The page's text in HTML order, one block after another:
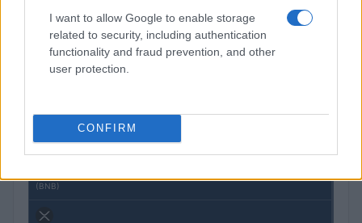
I want to allow Google to enable storage
related to security, including authentication
functionality and fraud prevention, and other
user protection.
CONFIRM
Bitcoin
(BTC)
$64,579.00
(BNB)